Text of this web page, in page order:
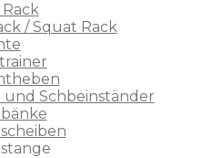
/ Squat Rack
und Schbeinständer